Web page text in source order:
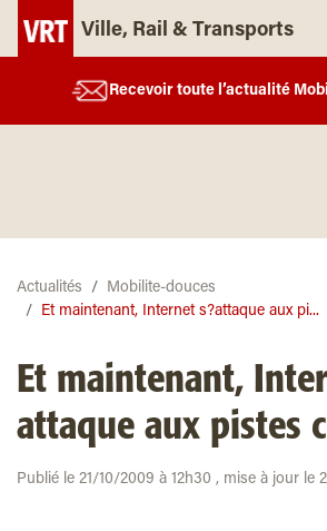
Ville, Rail & Transports
Recevoir toute l’actualité
Actualités
Mobilite-douces
Et maintenant, Internet s?attaque aux pi...
Et maintenant,
attaque aux pistes
Publié le 21/10/2009 à 12h30 , mise à jour le